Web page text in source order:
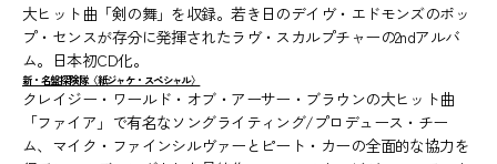
大ヒット曲「剣の舞」を収録。若き日のデイヴ・エドモンズのポッ
プ・センスが存分に発揮されたラヴ・スカルプチャーの2ndアルバ
ム。日本初CD化。
新・名盤探険隊〈紙ジャケ・スペシャル〉
クレイジー・ワールド・オブ・アーサー・ブラウンの大ヒット曲
「ファイア」で有名なソングライティング/プロデュース・チー
ム、マイク・ファインシルヴァーとピート・カーの全面的な協力を